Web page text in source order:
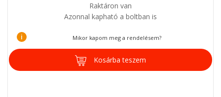
Raktáron van
Azonnal kapható a boltban is
i Mikor kapom meg a rendelésem?
Kosárba teszem